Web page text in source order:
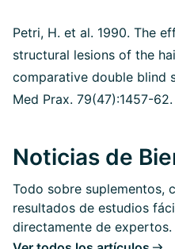
Petri, H. et al. 1990. The
structural lesions of the
comparative double blind
Med Prax. 79(47):1457-62.
Noticias de
Todo sobre suplementos,
resultados de estudios
directamente de expertos.